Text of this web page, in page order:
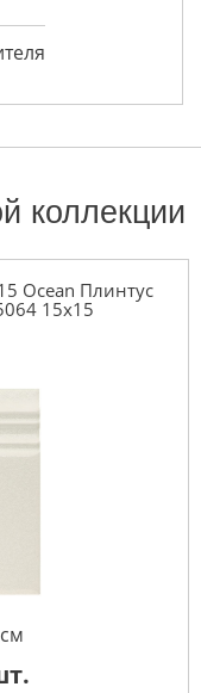
коллекции
Ocean Плинтус
15x15
см